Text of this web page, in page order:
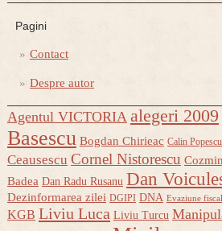
Pagini
Contact
Despre autor
Agentul VICTORIA alegeri 2009
Basescu Bogdan Chirieac Calin
Ceausescu Cornel Nistorescu
Badea Dan Radu Rusanu Dan
Dezinformarea zilei DGIPI DNA Evaziune
KGB Liviu Luca Liviu Turcu